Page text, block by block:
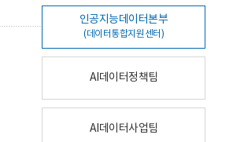
인공지능데이터본부
(데이터통합지원센터)
AI데이터정책팀
AI데이터사업팀